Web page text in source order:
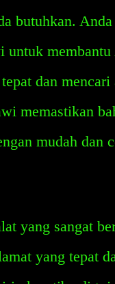
butuhkan. Anda
untuk
dan
memastikan
mudah dan
yang sangat
yang tepat